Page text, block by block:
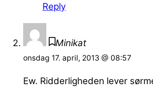
Reply
Minikat
onsdag 17. april, 2013 @ 08:57
Ew. Ridderligheden lever